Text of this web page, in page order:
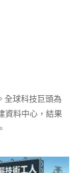
全球科技巨頭為
資料中心，結果